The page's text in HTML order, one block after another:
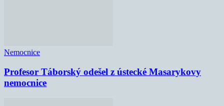
Nemocnice
Profesor Táborský odešel z ústecké Masarykovy
nemocnice